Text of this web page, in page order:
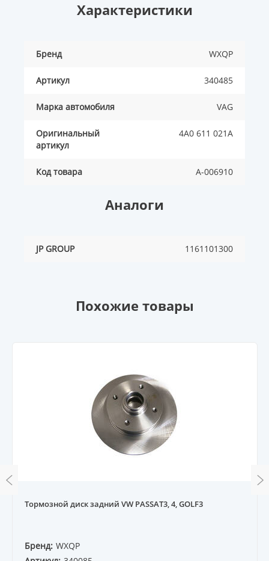
Характеристики
Бренд WXQP
Артикул 340485
Марка автомобиля VAG
Оригинальный
артикул
4A0 611 021A
Код товара A-006910
Аналоги
JP GROUP 1161101300
Похожие товары
Тормозной диск задний VW PASSAT3, 4, GOLF3
Бренд: WXQP